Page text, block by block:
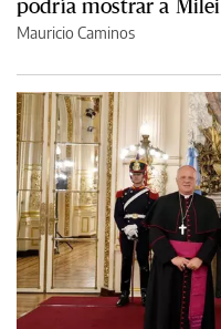
podría mostrar a Milei
Mauricio Caminos